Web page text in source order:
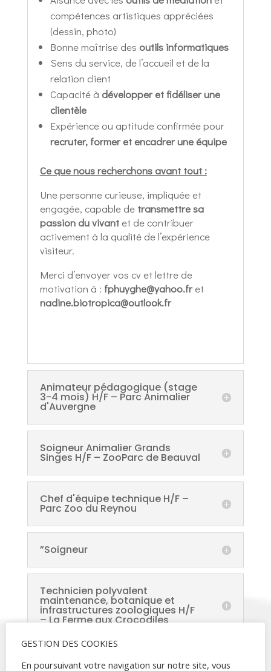
compétences artistiques appréciées
(dessin, photo)
Bonne maîtrise des outils informatiques
Sens du service, de l’accueil et de la
relation client
Capacité à développer et fidéliser une
clientèle
Expérience ou aptitude confirmée pour
recruter, former et encadrer une équipe
Ce que nous recherchons avant tout :
Une personne curieuse, impliquée et
engagée, capable de transmettre sa
passion du vivantet de contribuer
activement à la qualité de l’expérience
visiteur.
Merci d’envoyer vos cv et lettre de
motivation à : fphuyghe@yahoo.fret
nadine.biotropica@outlook.fr
Animateur pédagogique (stage
3-4 mois) H/F – Parc Animalier
d'Auvergne
Soigneur Animalier Grands
Singes H/F – ZooParc de Beauval
Chef d'équipe technique H/F –
Parc Zoo du Reynou
”Soigneur
Technicien polyvalent
maintenance, botanique et
infrastructures zoologiques H/F
– La Ferme aux Crocodiles
Fauconnier H/F – EcoZonia
GESTION DES COOKIES
En poursuivant votre navigation sur notre site, vous